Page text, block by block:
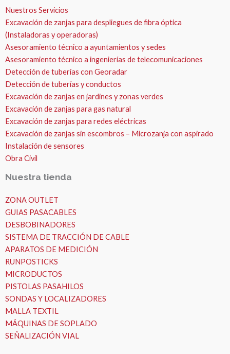
Nuestros Servicios
Excavación de zanjas para despliegues de fibra óptica
(Instaladoras y operadoras)
Asesoramiento técnico a ayuntamientos y sedes
Asesoramiento técnico a ingenierías de telecomunicaciones
Detección de tuberías con Georadar
Detección de tuberías y conductos
Excavación de zanjas en jardines y zonas verdes
Excavación de zanjas para gas natural
Excavación de zanjas para redes eléctricas
Excavación de zanjas sin escombros – Microzanja con aspirado
Instalación de sensores
Obra Civil
Nuestra tienda
ZONA OUTLET
GUIAS PASACABLES
DESBOBINADORES
SISTEMA DE TRACCIÓN DE CABLE
APARATOS DE MEDICIÓN
RUNPOSTICKS
MICRODUCTOS
PISTOLAS PASAHILOS
SONDAS Y LOCALIZADORES
MALLA TEXTIL
MÁQUINAS DE SOPLADO
SEÑALIZACIÓN VIAL